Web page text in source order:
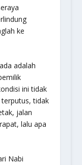
ke
adalah
ini tidak
tidak
jalan
lalu apa
Nabi